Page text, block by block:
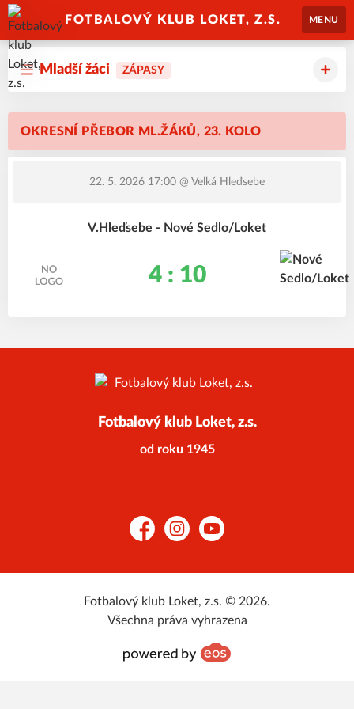
FOTBALOVÝ KLUB LOKET, Z.S. MENU
Mladší žáci ZÁPASY
OKRESNÍ PŘEBOR ML.ŽÁKŮ, 23. KOLO
22. 5. 2026 17:00 @ Velká Hleďsebe
V.Hleďsebe - Nové Sedlo/Loket
4 : 10
Fotbalový klub Loket, z.s.
od roku 1945
FacebookInstagramYouTube
Fotbalový klub Loket, z.s. © 2026.
Všechna práva vyhrazena